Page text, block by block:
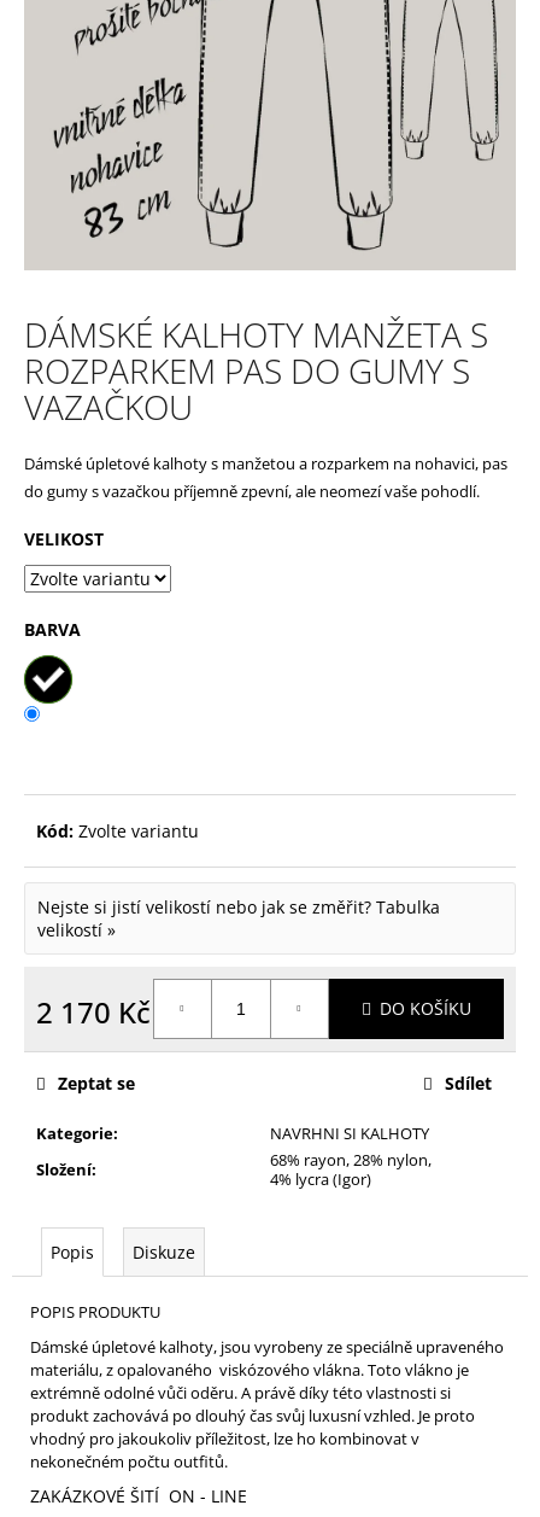
DÁMSKÉ KALHOTY MANŽETA S
ROZPARKEM PAS DO GUMY S
VAZAČKOU
Dámské úpletové kalhoty s manžetou a rozparkem na nohavici, pas
do gumy s vazačkou příjemně zpevní, ale neomezí vaše pohodlí.
VELIKOST
BARVA
Kód: Zvolte variantu
Nejste si jistí velikostí nebo jak se změřit? Tabulka
velikostí »
2 170 Kč DO KOŠÍKU
Kategorie:
NAVRHNI SI KALHOTY
Složení:
68% rayon, 28% nylon,
4% lycra (Igor)
Zeptat se Sdílet
Popis Diskuze
POPIS PRODUKTU
Dámské úpletové kalhoty, jsou vyrobeny ze speciálně upraveného
materiálu, z opalovaného viskózového vlákna. Toto vlákno je
extrémně odolné vůči oděru. A právě díky této vlastnosti si
produkt zachovává po dlouhý čas svůj luxusní vzhled. Je proto
vhodný pro jakoukoliv příležitost, lze ho kombinovat v
nekonečném počtu outfitů.
ZAKÁZKOVÉ ŠITÍ ON - LINE
HLEDAT
D
o
p
r
u
č
j
e
m
e